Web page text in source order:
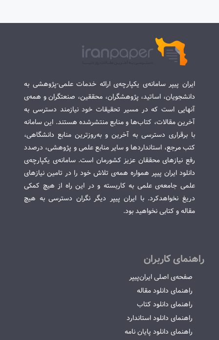
ایران پیپر سامانه‌ی یکپارچه‌ی ارائه خدمات علمی-پژوهشی به
دانشجویان، اساتید، پژوهشگران، محققین، صنعتگران و همه‌ی
آنهایی است که در مسیر تحقیقات خود نیازمند دسترسی به
آخرین مقالات، کتاب‌ها و منابع منتشرشده هستند. این سامانه
با برقراری دسترسی به آخرین و به‌روزترین منابع دانشگاهی،
کتب مرجع، استانداردها و سایر منابع علمی و پژوهشی، درصدد
رفع نیازهای محققان عزیز کشورمان است. سامانه‌ی یکپارچه‌ی
دانلود ایران پیپر همواره همه‌ی تلاش خود را در تامین نیازهای
علمی جامعه‌ی علمی به کاربسته و در این راه از هیچ کمکی
دریغ نخواهدکرد. با ایران پیپر دیگر نگران دسترسی به هیچ
مقاله و کتابی نخواهید بود.
راهنمای کاربران
صفحه‌ی اصلی ایران‌پیپر
راهنمای دانلود مقاله
راهنمای دانلود کتاب
راهنمای دانلود استاندارد
راهنمای دانلود پایان نامه